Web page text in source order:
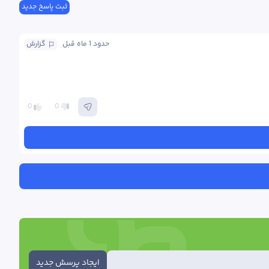
ثبت پاسخ جدید
گزارش حدود 1 ماه قبل
0 0
ایجاد پرسش جدید